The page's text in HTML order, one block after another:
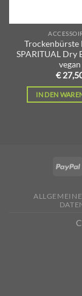
Trockenbürste
SPARITUAL Dry
vegan
€
IN DEN